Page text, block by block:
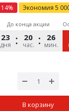
14% Экономия 5
До конца акции
23
дня
20
час.
26
мин.
В корзину